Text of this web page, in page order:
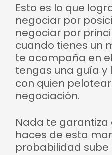
Esto es lo que
negociar por
negociar por
cuando tienes un
te acompaña en
tengas una guía
con quien
negociación.
Nada te garantiza
haces de esta
probabilidad